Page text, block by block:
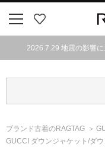
気
2026.7.29 地震の影響
ブランド古着のRAGTAG
GUCCI ダウンジャケット/ダウ